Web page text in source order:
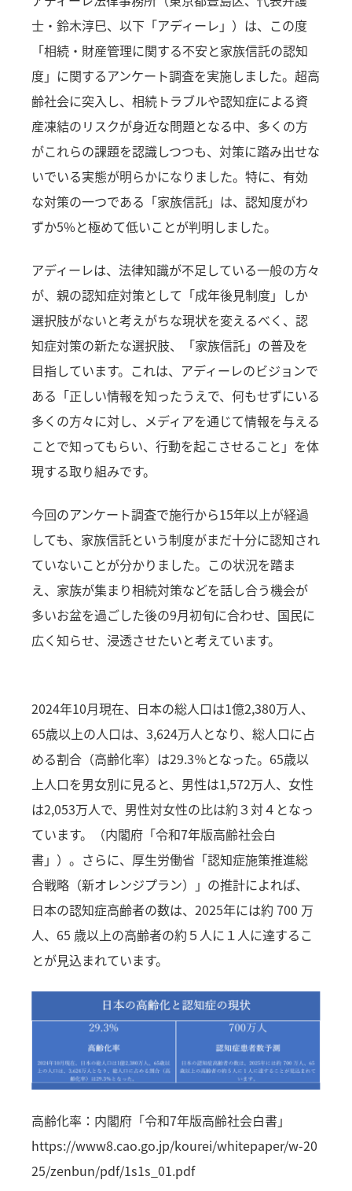
士・鈴木淳巳、以下「アディーレ」）は、この度
「相続・財産管理に関する不安と家族信託の認知
度」に関するアンケート調査を実施しました。超高
齢社会に突入し、相続トラブルや認知症による資
産凍結のリスクが身近な問題となる中、多くの方
がこれらの課題を認識しつつも、対策に踏み出せな
いでいる実態が明らかになりました。特に、有効
な対策の一つである「家族信託」は、認知度がわ
ずか5%と極めて低いことが判明しました。
アディーレは、法律知識が不足している一般の方々
が、親の認知症対策として「成年後見制度」しか
選択肢がないと考えがちな現状を変えるべく、認
知症対策の新たな選択肢、「家族信託」の普及を
目指しています。これは、アディーレのビジョンで
ある「正しい情報を知ったうえで、何もせずにいる
多くの方々に対し、メディアを通じて情報を与える
ことで知ってもらい、行動を起こさせること」を体
現する取り組みです。
今回のアンケート調査で施行から15年以上が経過
しても、家族信託という制度がまだ十分に認知され
ていないことが分かりました。この状況を踏ま
え、家族が集まり相続対策などを話し合う機会が
多いお盆を過ごした後の9月初旬に合わせ、国民に
広く知らせ、浸透させたいと考えています。
2024年10月現在、日本の総人口は1億2,380万人、
65歳以上の人口は、3,624万人となり、総人口に占
める割合（高齢化率）は29.3％となった。65歳以
上人口を男女別に見ると、男性は1,572万人、女性
は2,053万人で、男性対女性の比は約３対４となっ
ています。（内閣府「令和7年版高齢社会白
書」）。さらに、厚生労働省「認知症施策推進総
合戦略（新オレンジプラン）」の推計によれば、
日本の認知症高齢者の数は、2025年には約 700 万
人、65 歳以上の高齢者の約５人に１人に達するこ
とが見込まれています。
高齢化率：内閣府「令和7年版高齢社会白書」
https://www8.cao.go.jp/kourei/whitepaper/w-20
25/zenbun/pdf/1s1s_01.pdf